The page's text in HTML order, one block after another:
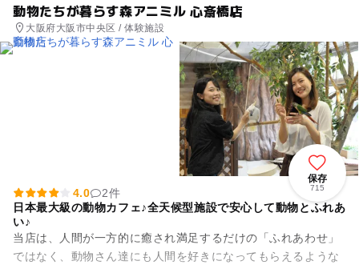
動物たちが暮らす森アニミル 心斎橋店
大阪府大阪市中央区 / 体験施設
保存
715
4.0
2件
日本最大級の動物カフェ♪全天候型施設で安心して動物とふれあ
い♪
当店は、人間が一方的に癒され満足するだけの「ふれあわせ」
ではなく、動物さん達にも人間を好きになってもらえるような